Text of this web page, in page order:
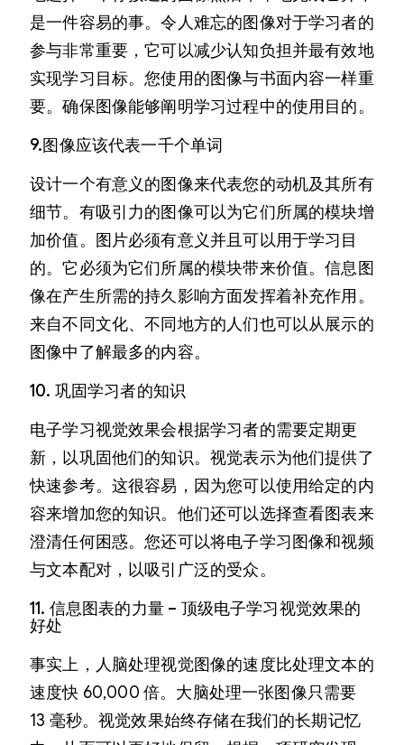
是一件容易的事。令人难忘的图像对于学习者的
参与非常重要，它可以减少认知负担并最有效地
实现学习目标。您使用的图像与书面内容一样重
要。确保图像能够阐明学习过程中的使用目的。
9.图像应该代表一千个单词
设计一个有意义的图像来代表您的动机及其所有
细节。有吸引力的图像可以为它们所属的模块增
加价值。图片必须有意义并且可以用于学习目
的。它必须为它们所属的模块带来价值。信息图
像在产生所需的持久影响方面发挥着补充作用。
来自不同文化、不同地方的人们也可以从展示的
图像中了解最多的内容。
10. 巩固学习者的知识
电子学习视觉效果会根据学习者的需要定期更
新，以巩固他们的知识。视觉表示为他们提供了
快速参考。这很容易，因为您可以使用给定的内
容来增加您的知识。他们还可以选择查看图表来
澄清任何困惑。您还可以将电子学习图像和视频
与文本配对，以吸引广泛的受众。
11. 信息图表的力量 – 顶级电子学习视觉效果的
好处
事实上，人脑处理视觉图像的速度比处理文本的
速度快 60,000 倍。大脑处理一张图像只需要
13 毫秒。视觉效果始终存储在我们的长期记忆